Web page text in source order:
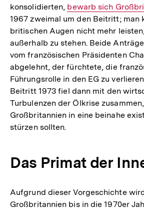
konsolidierten, Interner
Link:
bewarb sich
1967 zweimal um den Beitritt; man
britischen Augen nicht mehr
außerhalb zu stehen. Beide
vom französischen Präsidenten
abgelehnt, der fürchtete, die
Führungsrolle in den EG zu
Beitritt 1973 fiel dann mit den
Turbulenzen der Ölkrise
Großbritannien in eine beinahe
stürzen sollten.
Das Primat der
Aufgrund dieser Vorgeschichte
Großbritannien bis in die 1970er